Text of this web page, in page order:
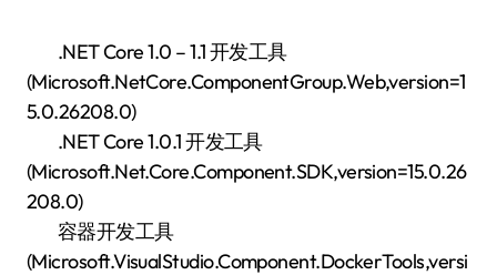
.NET Core 1.0 – 1.1 开发工具
(Microsoft.NetCore.ComponentGroup.Web,version=1
5.0.26208.0)
.NET Core 1.0.1 开发工具
(Microsoft.Net.Core.Component.SDK,version=15.0.26
208.0)
容器开发工具
(Microsoft.VisualStudio.Component.DockerTools,versi